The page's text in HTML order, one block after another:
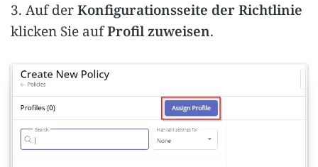
3. Auf derKonfigurationsseite der Richtlinie
klicken Sie aufProfil zuweisen.